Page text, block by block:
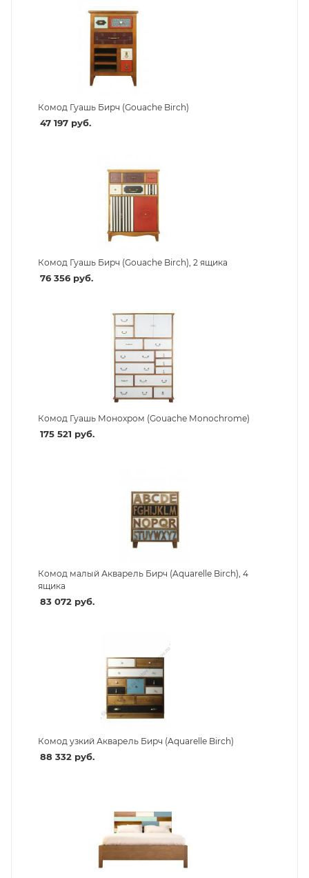
Комод Гуашь Бирч (Gouache Birch)
47 197руб.
Комод Гуашь Бирч (Gouache Birch), 2 ящика
76 356руб.
Комод Гуашь Монохром (Gouache Monochrome)
175 521 руб.
Комод малый Акварель Бирч (Aquarelle Birch), 4
ящика
83 072руб.
Комод узкий Акварель Бирч (Aquarelle Birch)
88 332руб.